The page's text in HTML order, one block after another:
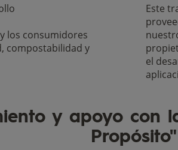
los consumidores
compostabilidad y
Este
el
y apoyo con
Propósito"